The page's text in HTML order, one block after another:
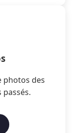
photos des